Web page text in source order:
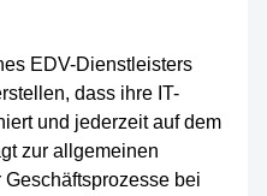
EDV-Dienstleisters
dass ihre IT-
und jederzeit auf dem
zur allgemeinen
bei